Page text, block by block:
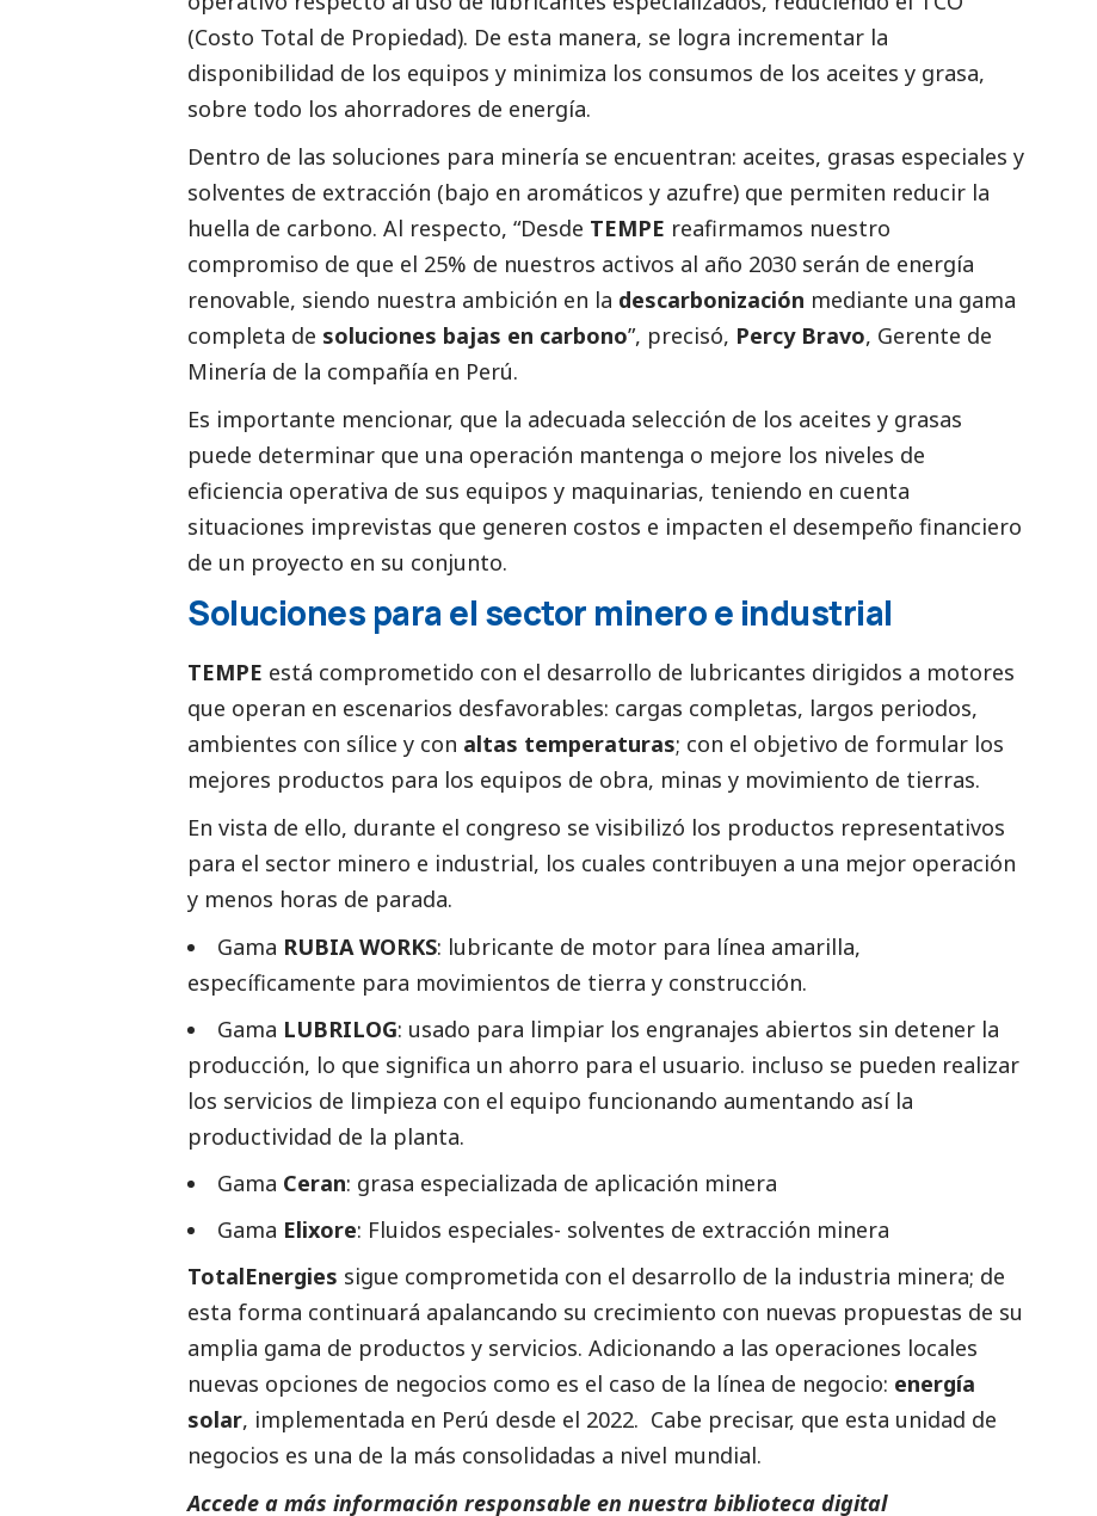
(Costo Total de Propiedad). De esta manera, se logra incrementar la
disponibilidad de los equipos y minimiza los consumos de los aceites y grasa,
sobre todo los ahorradores de energía.
Dentro de las soluciones para minería se encuentran: aceites, grasas especiales y
solventes de extracción (bajo en aromáticos y azufre) que permiten reducir la
huella de carbono. Al respecto, “Desde TEMPE reafirmamos nuestro
compromiso de que el 25% de nuestros activos al año 2030 serán de energía
renovable, siendo nuestra ambición en la descarbonización mediante una gama
completa de soluciones bajas en carbono”, precisó, Percy Bravo, Gerente de
Minería de la compañía en Perú.
Es importante mencionar, que la adecuada selección de los aceites y grasas
puede determinar que una operación mantenga o mejore los niveles de
eficiencia operativa de sus equipos y maquinarias, teniendo en cuenta
situaciones imprevistas que generen costos e impacten el desempeño financiero
de un proyecto en su conjunto.
Soluciones para el sector minero e industrial
TEMPE está comprometido con el desarrollo de lubricantes dirigidos a motores
que operan en escenarios desfavorables: cargas completas, largos periodos,
ambientes con sílice y con altas temperaturas; con el objetivo de formular los
mejores productos para los equipos de obra, minas y movimiento de tierras.
En vista de ello, durante el congreso se visibilizó los productos representativos
para el sector minero e industrial, los cuales contribuyen a una mejor operación
y menos horas de parada.
Gama RUBIA WORKS: lubricante de motor para línea amarilla,
específicamente para movimientos de tierra y construcción.
Gama LUBRILOG: usado para limpiar los engranajes abiertos sin detener la
producción, lo que significa un ahorro para el usuario. incluso se pueden realizar
los servicios de limpieza con el equipo funcionando aumentando así la
productividad de la planta.
Gama Ceran: grasa especializada de aplicación minera
Gama Elixore: Fluidos especiales- solventes de extracción minera
TotalEnergies sigue comprometida con el desarrollo de la industria minera; de
esta forma continuará apalancando su crecimiento con nuevas propuestas de su
amplia gama de productos y servicios. Adicionando a las operaciones locales
nuevas opciones de negocios como es el caso de la línea de negocio: energía
solar, implementada en Perú desde el 2022. Cabe precisar, que esta unidad de
negocios es una de la más consolidadas a nivel mundial.
Accede a más información responsable en nuestra biblioteca digital